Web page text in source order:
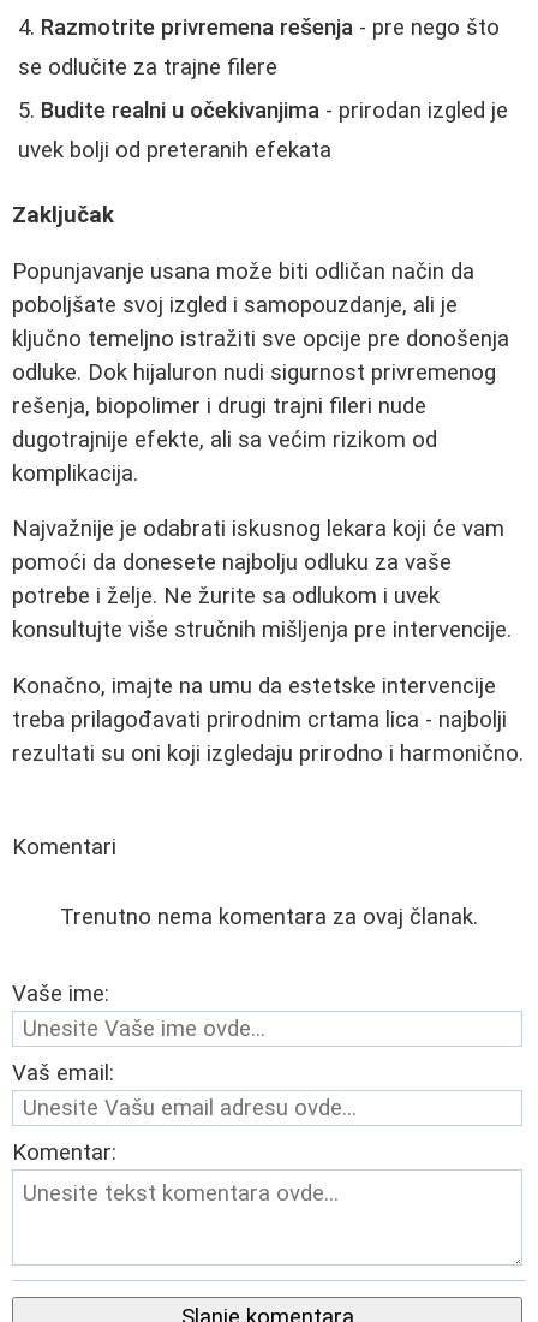
Razmotrite privremena rešenja - pre nego što
se odlučite za trajne filere
Budite realni u očekivanjima - prirodan izgled je
uvek bolji od preteranih efekata
Zaključak
Popunjavanje usana može biti odličan način da
poboljšate svoj izgled i samopouzdanje, ali je
ključno temeljno istražiti sve opcije pre donošenja
odluke. Dok hijaluron nudi sigurnost privremenog
rešenja, biopolimer i drugi trajni fileri nude
dugotrajnije efekte, ali sa većim rizikom od
komplikacija.
Najvažnije je odabrati iskusnog lekara koji će vam
pomoći da donesete najbolju odluku za vaše
potrebe i želje. Ne žurite sa odlukom i uvek
konsultujte više stručnih mišljenja pre intervencije.
Konačno, imajte na umu da estetske intervencije
treba prilagođavati prirodnim crtama lica - najbolji
rezultati su oni koji izgledaju prirodno i harmonično.
Komentari
Trenutno nema komentara za ovaj članak.
Vaše ime:
Vaš email:
Komentar: